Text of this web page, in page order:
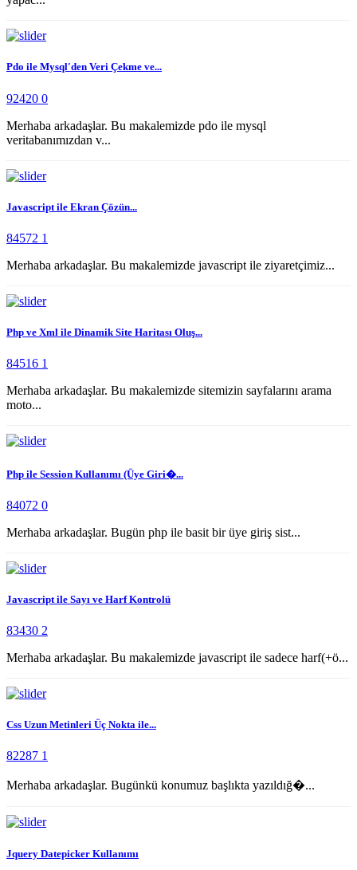
Pdo ile Mysql'den Veri Çekme ve...
92420 0
Merhaba arkadaşlar. Bu makalemizde pdo ile mysql
veritabanımızdan v...
Javascript ile Ekran Çözün...
84572 1
Merhaba arkadaşlar. Bu makalemizde javascript ile ziyaretçimiz...
Php ve Xml ile Dinamik Site Haritası Oluş...
84516 1
Merhaba arkadaşlar. Bu makalemizde sitemizin sayfalarını arama
moto...
Php ile Session Kullanımı (Üye Giri�...
84072 0
Merhaba arkadaşlar. Bugün php ile basit bir üye giriş sist...
Javascript ile Sayı ve Harf Kontrolü
83430 2
Merhaba arkadaşlar. Bu makalemizde javascript ile sadece harf(+ö...
Css Uzun Metinleri Üç Nokta ile...
82287 1
Merhaba arkadaşlar. Bugünkü konumuz başlıkta yazıldığ�...
Jquery Datepicker Kullanımı